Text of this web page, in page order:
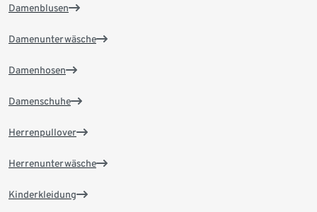
Damenblusen
Damenunterwäsche
Damenhosen
Damenschuhe
Herrenpullover
Herrenunterwäsche
Kinderkleidung